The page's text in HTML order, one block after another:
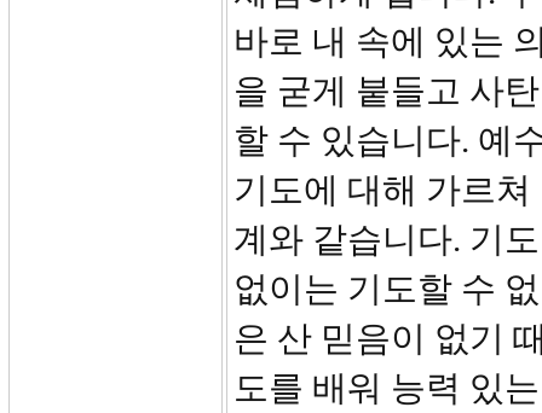
바로 내 속에 있는
을 굳게 붙들고 사
할 수 있습니다. 예
기도에 대해 가르
계와 같습니다. 기
없이는 기도할 수
은 산 믿음이 없기
도를 배워 능력 있